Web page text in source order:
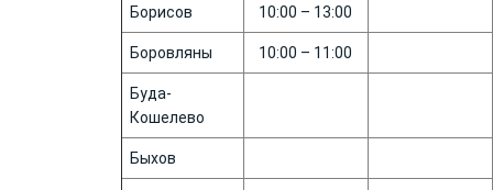
Борисов 10:00 – 13:00
Боровляны 10:00 – 11:00
Буда-
Кошелево
Быхов